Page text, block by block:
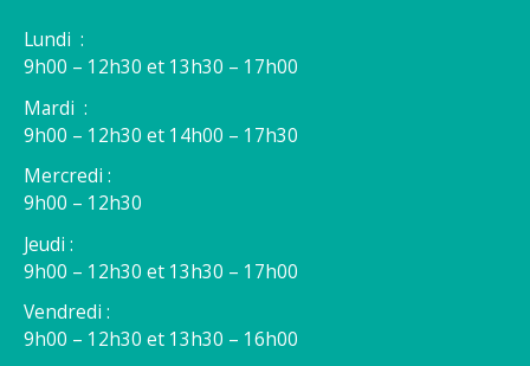
Lundi :
9h00 – 12h30 et 13h30 – 17h00
Mardi :
9h00 – 12h30 et 14h00 – 17h30
Mercredi :
9h00 – 12h30
Jeudi :
9h00 – 12h30 et 13h30 – 17h00
Vendredi :
9h00 – 12h30 et 13h30 – 16h00